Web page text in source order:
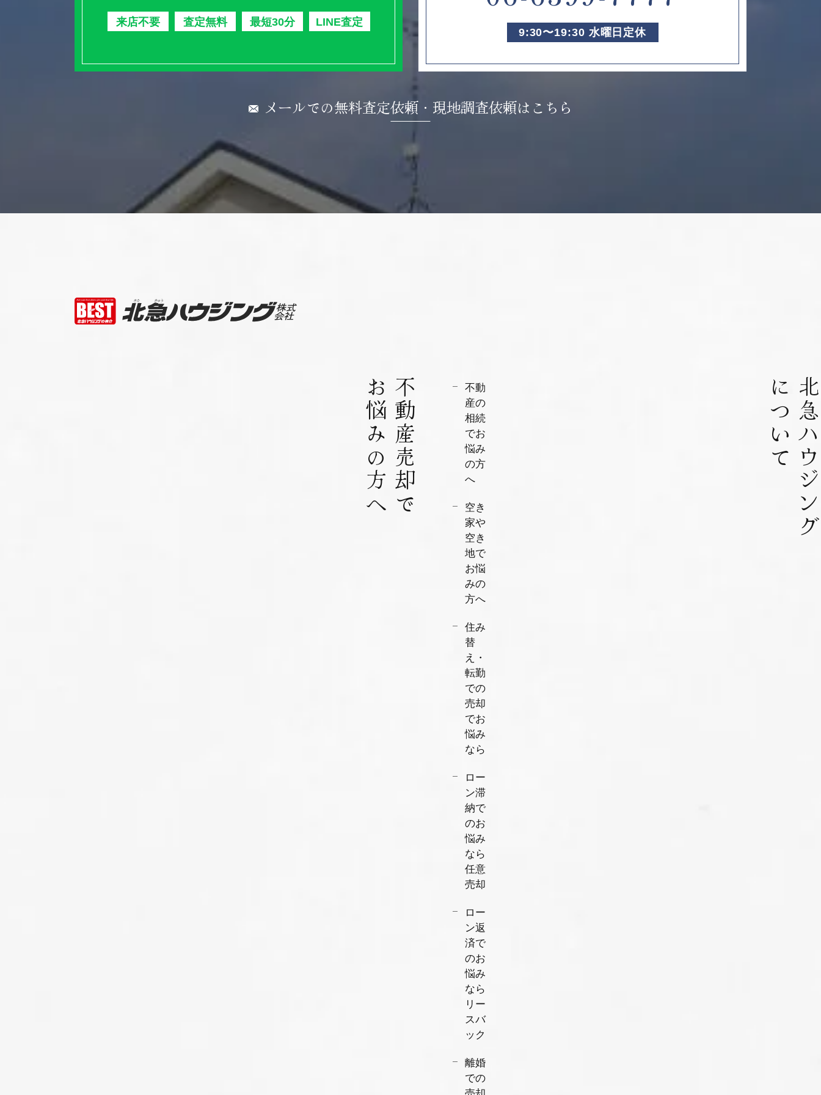
来店不要 査定無料 最短30分 LINE査定
9:30〜19:30 水曜日定休
メールでの無料査定依頼・ 現地調査依頼はこちら
不動産売却で
お悩みの方へ
不動
産の
相続
でお
悩み
の方
へ
空き
家や
空き
地で
お悩
みの
方へ
住み
替
え・
転勤
での
売却
でお
悩み
なら
ロー
ン滞
納で
のお
悩み
なら
任意
売却
ロー
ン返
済で
のお
悩み
なら
リー
スバ
ック
離婚
での
北急ハ
について